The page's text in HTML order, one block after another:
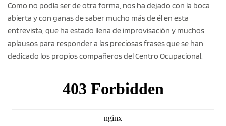
Como no podía ser de otra forma, nos ha dejado con la boca
abierta y con ganas de saber mucho más de él en esta
entrevista, que ha estado llena de improvisación y muchos
aplausos para responder a las preciosas frases que se han
dedicado los propios compañeros del Centro Ocupacional.